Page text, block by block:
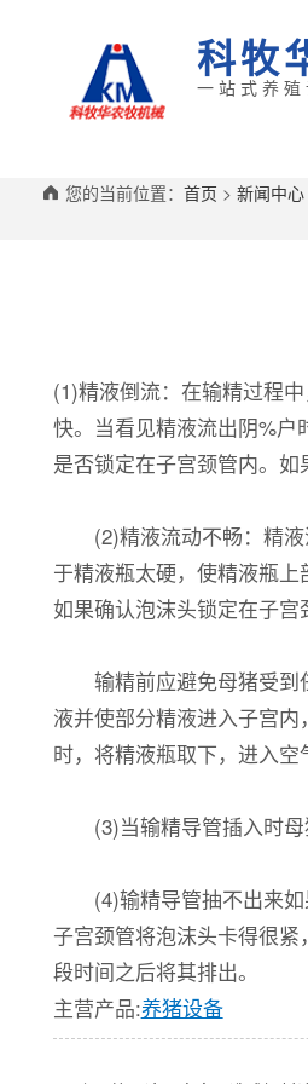
科牧
一站式养
您的当前位置： 首页 > 新闻中心
(1)精液倒流：在输精过程
快。当看见精液流出阴%
是否锁定在子宫颈管内。
(2)精液流动不畅：精液
于精液瓶太硬，使精液瓶
如果确认泡沫头锁定在子
输精前应避免母猪受到
液并使部分精液进入子宫
时，将精液瓶取下，进入空
(3)当输精导管插入时母
(4)输精导管抽不出来如
子宫颈管将泡沫头卡得很
段时间之后将其排出。
主营产品:养猪设备